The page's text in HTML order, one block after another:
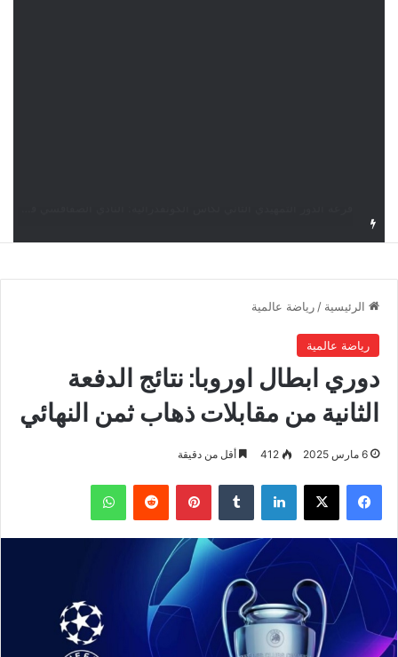
الرئيسية / رياضة عالمية
رياضة عالمية
دوري ابطال اوروبا: نتائج الدفعة
الثانية من مقابلات ذهاب ثمن النهائي
6 مارس 2025 412 أقل من دقيقة
فيسبوك ‫X لينكدإن بينتيريست واتساب